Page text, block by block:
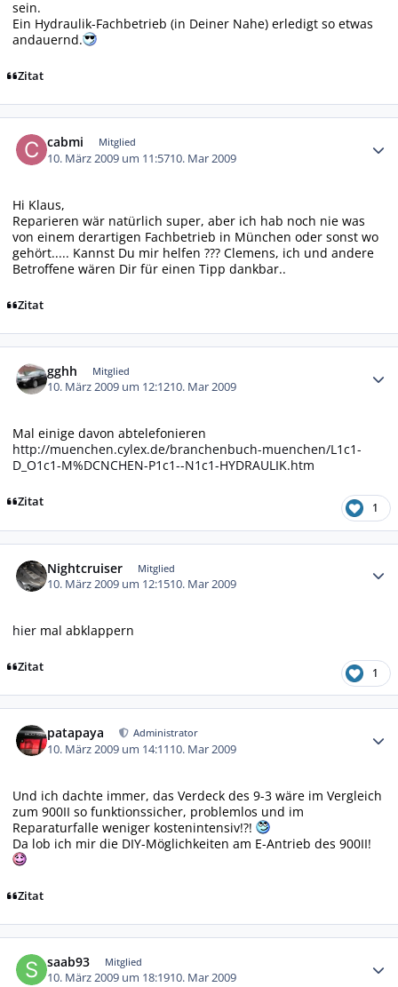
sein.
Ein Hydraulik-Fachbetrieb (in Deiner Nahe) erledigt so etwas
andauernd.
Zitat
cabmi Mitglied
10. März 2009 um 11:5710. Mar 2009
Hi Klaus,
Reparieren wär natürlich super, aber ich hab noch nie was
von einem derartigen Fachbetrieb in München oder sonst wo
gehört..... Kannst Du mir helfen ??? Clemens, ich und andere
Betroffene wären Dir für einen Tipp dankbar..
Zitat
gghh Mitglied
10. März 2009 um 12:1210. Mar 2009
Mal einige davon abtelefonieren
http://muenchen.cylex.de/branchenbuch-muenchen/L1c1-
D_O1c1-M%DCNCHEN-P1c1--N1c1-HYDRAULIK.htm
Zitat 1
Nightcruiser Mitglied
10. März 2009 um 12:1510. Mar 2009
hier mal abklappern
Zitat 1
patapaya Administrator
10. März 2009 um 14:1110. Mar 2009
Und ich dachte immer, das Verdeck des 9-3 wäre im Vergleich
zum 900II so funktionssicher, problemlos und im
Reparaturfalle weniger kostenintensiv!?!
Da lob ich mir die DIY-Möglichkeiten am E-Antrieb des 900II!
Zitat
saab93 Mitglied
10. März 2009 um 18:1910. Mar 2009